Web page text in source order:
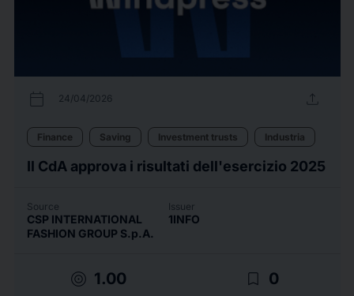
calendar_today 24/04/2026 upload
Finance Saving Investment trusts Industria
Il CdA approva i risultati dell'esercizio 2025
Source
CSP INTERNATIONAL
FASHION GROUP S.p.A.
Issuer
1INFO
target 1.00 bookmark_border 0